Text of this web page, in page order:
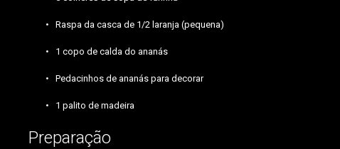
Raspa da casca de 1/2 laranja (pequena)
1 copo de calda do ananás
Pedacinhos de ananás para decorar
1 palito de madeira
Preparação